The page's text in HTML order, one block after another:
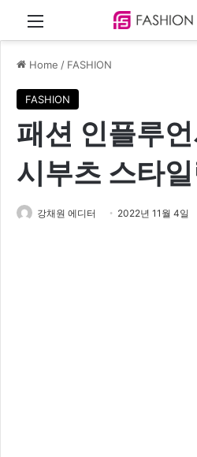
Menu
Home / FASHION
FASHION
패션 인플루
시부츠 스타
강채원 에디터 2022년 11월 4일